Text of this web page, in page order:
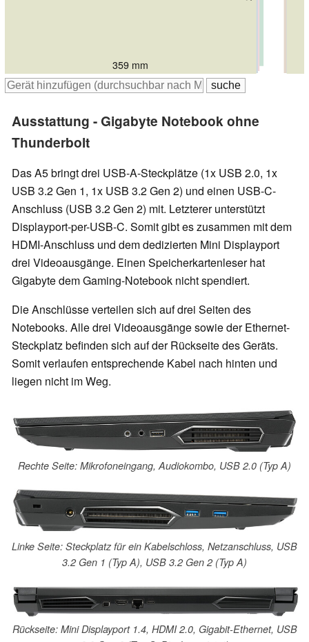
361 mm
363.4 mm
361 mm
359 mm
Ausstattung - Gigabyte Notebook ohne
Thunderbolt
Das A5 bringt drei USB-A-Steckplätze (1x USB 2.0, 1x
USB 3.2 Gen 1, 1x USB 3.2 Gen 2) und einen USB-C-
Anschluss (USB 3.2 Gen 2) mit. Letzterer unterstützt
Displayport-per-USB-C. Somit gibt es zusammen mit dem
HDMI-Anschluss und dem dedizierten Mini Displayport
drei Videoausgänge. Einen Speicherkartenleser hat
Gigabyte dem Gaming-Notebook nicht spendiert.
Die Anschlüsse verteilen sich auf drei Seiten des
Notebooks. Alle drei Videoausgänge sowie der Ethernet-
Steckplatz befinden sich auf der Rückseite des Geräts.
Somit verlaufen entsprechende Kabel nach hinten und
liegen nicht im Weg.
Rechte Seite: Mikrofoneingang, Audiokombo, USB 2.0 (Typ A)
Linke Seite: Steckplatz für ein Kabelschloss, Netzanschluss, USB
3.2 Gen 1 (Typ A), USB 3.2 Gen 2 (Typ A)
Rückseite: Mini Displayport 1.4, HDMI 2.0, Gigabit-Ethernet, USB